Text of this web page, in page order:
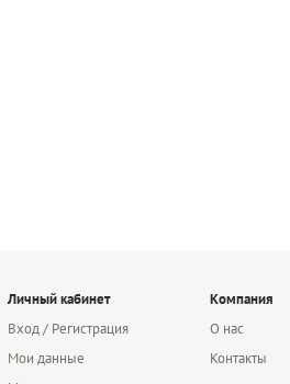
Личный кабинет
Вход / Регистрация
Мои данные
Компания
О нас
Контакты